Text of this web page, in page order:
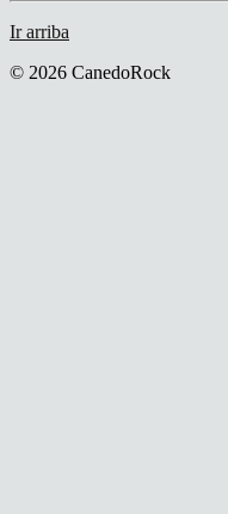
Ir arriba
© 2026 CanedoRock